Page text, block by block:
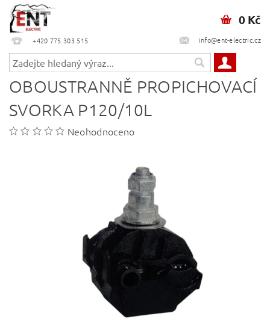
+420 775 303 515 info@ent-electric.cz
0 Kč
OBOUSTRANNĚ PROPICHOVACÍ
SVORKA P120/10L
Neohodnoceno